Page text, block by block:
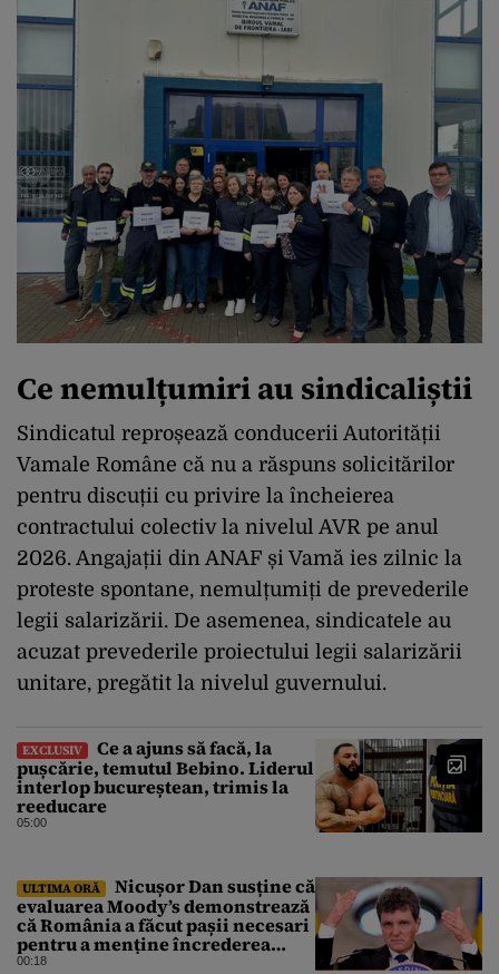
Ce nemulțumiri au sindicaliștii
Sindicatul reproșează conducerii Autorității
Vamale Române că nu a răspuns solicitărilor
pentru discuții cu privire la încheierea
contractului colectiv la nivelul AVR pe anul
2026. Angajații din ANAF și Vamă ies zilnic la
proteste spontane, nemulțumiți de prevederile
legii salarizării. De asemenea, sindicatele au
acuzat prevederile proiectului legii salarizării
unitare, pregătit la nivelul guvernului.
EXCLUSIV
Ce a ajuns să facă, la
pușcărie, temutul Bebino. Liderul
interlop bucureștean, trimis la
reeducare
05:00
ULTIMA ORĂ
Nicușor Dan susține că
evaluarea Moody’s demonstrează
că România a făcut pașii necesari
pentru a menține încrederea
investitorilor: „Totuși,
00:18